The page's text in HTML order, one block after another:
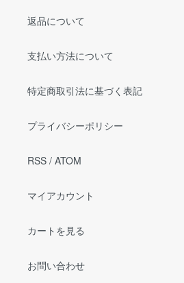
返品について
支払い方法について
特定商取引法に基づく表記
プライバシーポリシー
RSS / ATOM
マイアカウント
カートを見る
お問い合わせ